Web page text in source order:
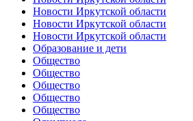
Новости Иркутской области
Новости Иркутской области
Новости Иркутской области
Образование и дети
Общество
Общество
Общество
Общество
Общество